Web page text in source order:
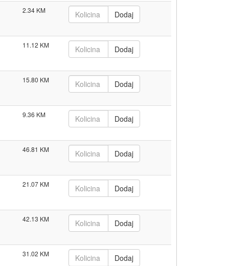
2.34
11.12
15.80
9.36
46.81
21.07
42.13
31.02